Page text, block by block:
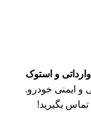
و ایمنی خودرو.
بگیرید!